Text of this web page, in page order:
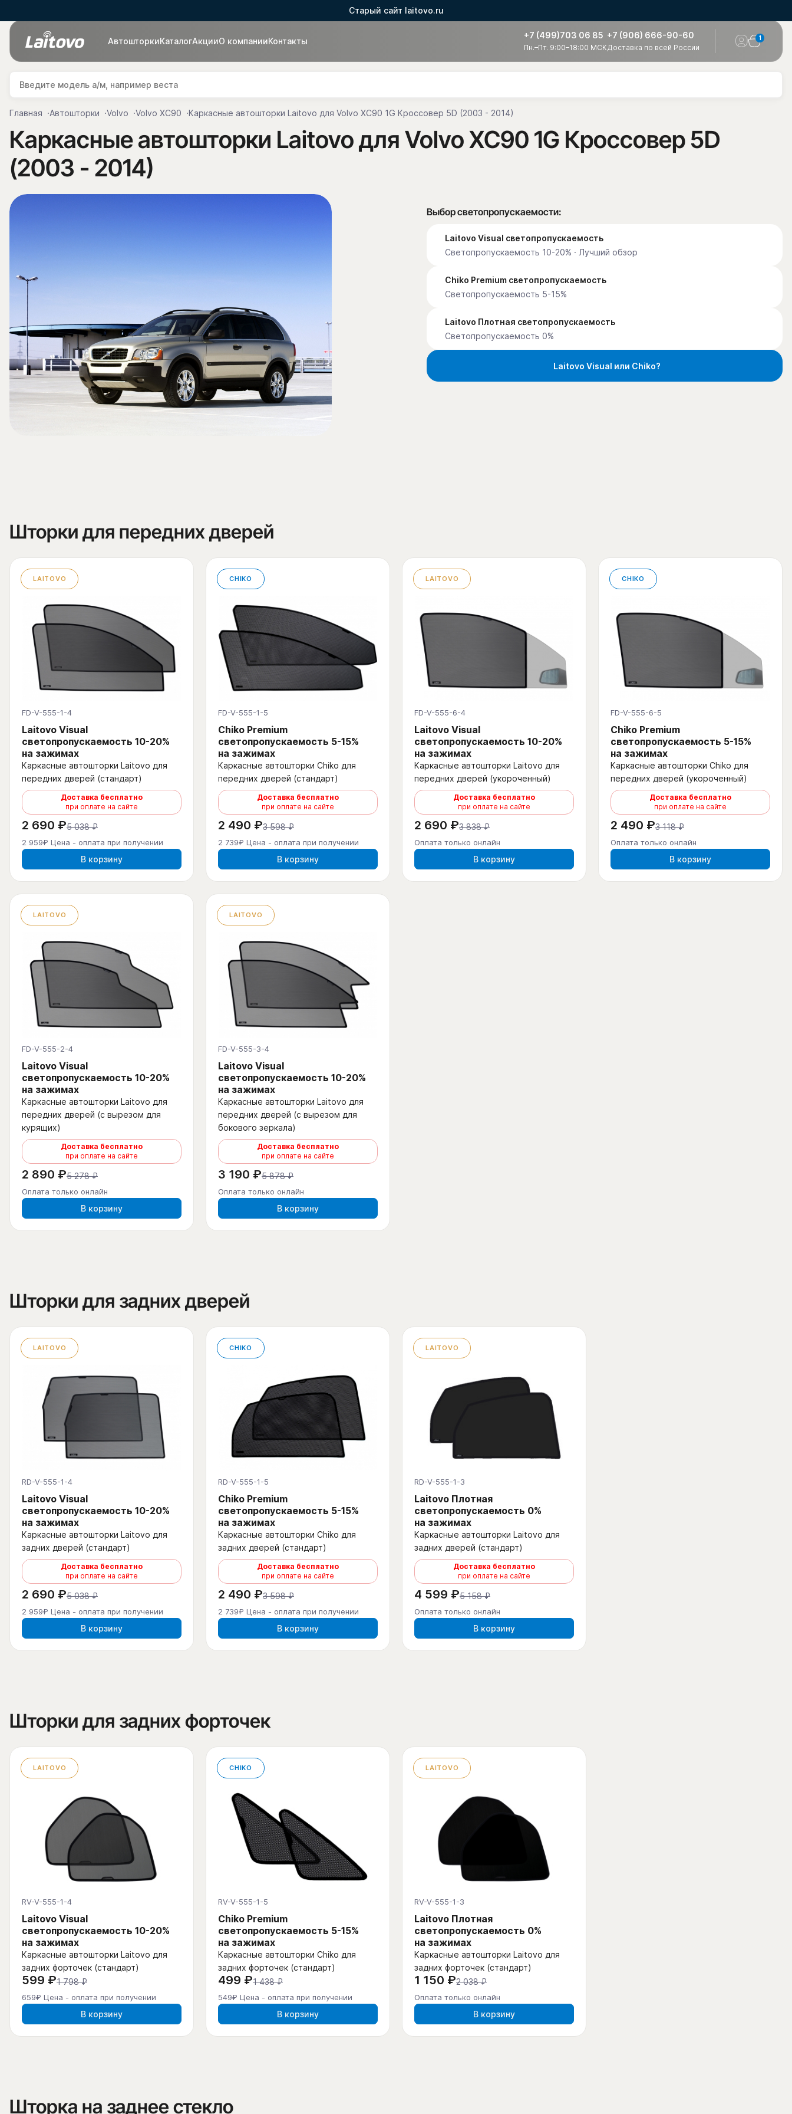
Старый сайт laitovo.ru
АвтошторкиКаталогАкцииО компанииКонтакты
+7 (499)703 06 85
Пн.–Пт. 9:00–18:00 МСК
+7 (906) 666-90-60
Доставка по всей России
1
Главная Автошторки Volvo Volvo XC90 Каркасные автошторки Laitovo для Volvo XC90 1G Кроссовер 5D (2003 - 2014)
Каркасные автошторки Laitovo для Volvo XC90 1G Кроссовер 5D
(2003 - 2014)
Выбор светопропускаемости:
Laitovo Visual светопропускаемость
Светопропускаемость 10-20% · Лучший обзор
Chiko Premium светопропускаемость
Светопропускаемость 5-15%
Laitovo Плотная светопропускаемость
Светопропускаемость 0%
Laitovo Visual или Chiko?
Шторки для передних дверей
LAITOVO
FD-V-555-1-4
Laitovo Visual
светопропускаемость 10-20%
на зажимах
Каркасные автошторки Laitovo для
передних дверей (стандарт)
Доставка бесплатно
при оплате на сайте
2 690 ₽5 038 ₽
2 959₽ Цена - оплата при получении
В корзину
CHIKO
FD-V-555-1-5
Chiko Premium
светопропускаемость 5-15%
на зажимах
Каркасные автошторки Chiko для
передних дверей (стандарт)
Доставка бесплатно
при оплате на сайте
2 490 ₽3 598 ₽
2 739₽ Цена - оплата при получении
В корзину
LAITOVO
FD-V-555-6-4
Laitovo Visual
светопропускаемость 10-20%
на зажимах
Каркасные автошторки Laitovo для
передних дверей (укороченный)
Доставка бесплатно
при оплате на сайте
2 690 ₽3 838 ₽
Оплата только онлайн
В корзину
CHIKO
FD-V-555-6-5
Chiko Premium
светопропускаемость 5-15%
на зажимах
Каркасные автошторки Chiko для
передних дверей (укороченный)
Доставка бесплатно
при оплате на сайте
2 490 ₽3 118 ₽
Оплата только онлайн
В корзину
LAITOVO
FD-V-555-2-4
Laitovo Visual
светопропускаемость 10-20%
на зажимах
Каркасные автошторки Laitovo для
передних дверей (с вырезом для
курящих)
Доставка бесплатно
при оплате на сайте
2 890 ₽5 278 ₽
Оплата только онлайн
В корзину
LAITOVO
FD-V-555-3-4
Laitovo Visual
светопропускаемость 10-20%
на зажимах
Каркасные автошторки Laitovo для
передних дверей (с вырезом для
бокового зеркала)
Доставка бесплатно
при оплате на сайте
3 190 ₽5 878 ₽
Оплата только онлайн
В корзину
Шторки для задних дверей
LAITOVO
RD-V-555-1-4
Laitovo Visual
светопропускаемость 10-20%
на зажимах
Каркасные автошторки Laitovo для
задних дверей (стандарт)
Доставка бесплатно
при оплате на сайте
2 690 ₽5 038 ₽
2 959₽ Цена - оплата при получении
В корзину
CHIKO
RD-V-555-1-5
Chiko Premium
светопропускаемость 5-15%
на зажимах
Каркасные автошторки Chiko для
задних дверей (стандарт)
Доставка бесплатно
при оплате на сайте
2 490 ₽3 598 ₽
2 739₽ Цена - оплата при получении
В корзину
LAITOVO
RD-V-555-1-3
Laitovo Плотная
светопропускаемость 0%
на зажимах
Каркасные автошторки Laitovo для
задних дверей (стандарт)
Доставка бесплатно
при оплате на сайте
4 599 ₽5 158 ₽
Оплата только онлайн
В корзину
Шторки для задних форточек
LAITOVO
RV-V-555-1-4
Laitovo Visual
светопропускаемость 10-20%
на зажимах
Каркасные автошторки Laitovo для
задних форточек (стандарт)
599 ₽1 798 ₽
659₽ Цена - оплата при получении
В корзину
CHIKO
RV-V-555-1-5
Chiko Premium
светопропускаемость 5-15%
на зажимах
Каркасные автошторки Chiko для
задних форточек (стандарт)
499 ₽1 438 ₽
549₽ Цена - оплата при получении
В корзину
LAITOVO
RV-V-555-1-3
Laitovo Плотная
светопропускаемость 0%
на зажимах
Каркасные автошторки Laitovo для
задних форточек (стандарт)
1 150 ₽2 038 ₽
Оплата только онлайн
В корзину
Шторка на заднее стекло